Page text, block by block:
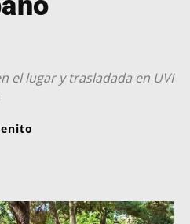
el lugar y trasladada en UVI